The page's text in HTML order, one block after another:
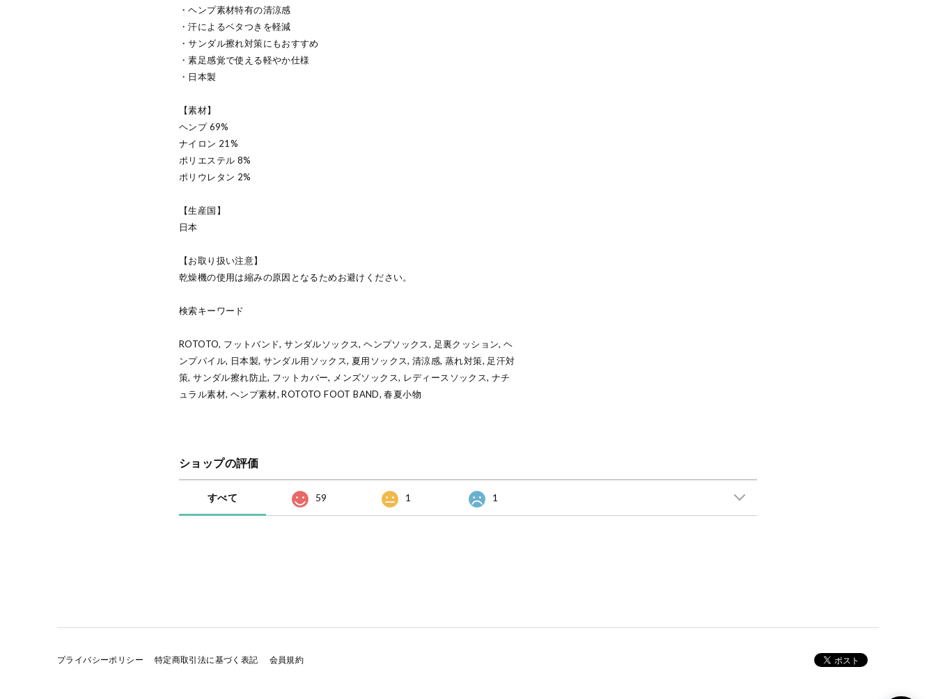
・ヘンプ素材特有の清涼感
・汗によるベタつきを軽減
・サンダル擦れ対策にもおすすめ
・素足感覚で使える軽やか仕様
・日本製
【素材】
ヘンプ 69%
ナイロン 21%
ポリエステル 8%
ポリウレタン 2%
【生産国】
日本
【お取り扱い注意】
乾燥機の使用は縮みの原因となるためお避けください。
検索キーワード
ROTOTO, フットバンド, サンダルソックス, ヘンプソックス, 足裏クッション, ヘ
ンプパイル, 日本製, サンダル用ソックス, 夏用ソックス, 清涼感, 蒸れ対策, 足汗対
策, サンダル擦れ防止, フットカバー, メンズソックス, レディースソックス, ナチ
ュラル素材, ヘンプ素材, ROTOTO FOOT BAND, 春夏小物
ショップの評価
すべて 59 1 1
プライバシーポリシー 特定商取引法に基づく表記 会員規約